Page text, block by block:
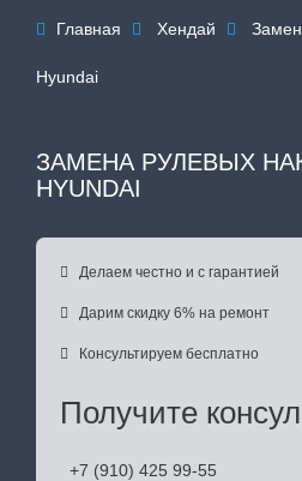
 Главная  Хендай 
Hyundai
ЗАМЕНА РУЛЕВЫХ
HYUNDAI
 Делаем честно и с гарантией
 Дарим скидку 6% на ремонт
 Консультируем бесплатно
Получите
+7 (910) 425 99-55